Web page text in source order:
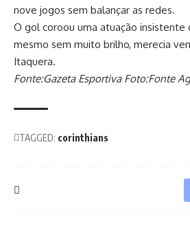
nove jogos sem balançar as redes.
O gol coroou uma atuação insistente
mesmo sem muito brilho, merecia
Itaquera.
Fonte:Gazeta Esportiva Foto:Fonte
TAGGED: corinthians